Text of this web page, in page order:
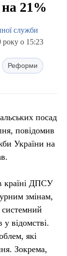
21%
служби
року о 15:23
Реформи
посад
повідомив
України на
країні ДПСУ
змінам,
системний
у відомстві.
які
Зокрема,